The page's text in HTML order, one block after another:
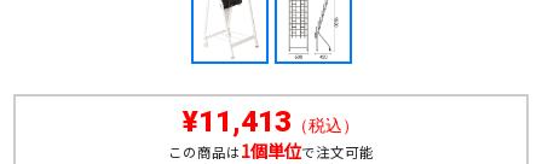
¥11,413 （税込）
この商品は1個単位で注文可能